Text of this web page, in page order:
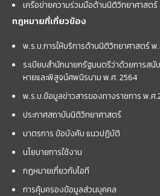
เครือข่ายความร่วมมือด้านนิติวิทยาศาสตร์
กฎหมายที่เกี่ยวข้อง
พ.ร.บ.การให้บริการด้านนิติวิทยาศาสตร์
ระเบียบสำนักนายกรัฐมนตรีว่าด้วยการส
หายและพิสูจน์ศพนิรนาม พ.ศ. 2564
พ.ร.บ.ข้อมูลข่าวสารของทางราชการ พ.ศ
ประกาศสถาบันนิติวิทยาศาสตร์
มาตรการ ข้อบังคับ แนวปฏิบัติ
นโยบายการใช้งาน
กฎหมายเกี่ยวกับไอที
การคุ้มครองข้อมูลส่วนบุคคล